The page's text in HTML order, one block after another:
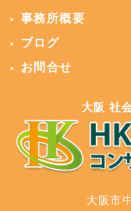
事務所概要
ブログ
お問合せ
大阪 社
大阪市